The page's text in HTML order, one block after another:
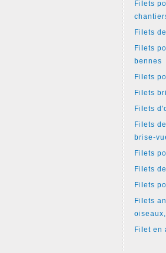
Filets
Filets
Filets
bennes
Filets
Filets
Filets
Filets
brise-
Filets
Filets
Filets
Filets
Filet en